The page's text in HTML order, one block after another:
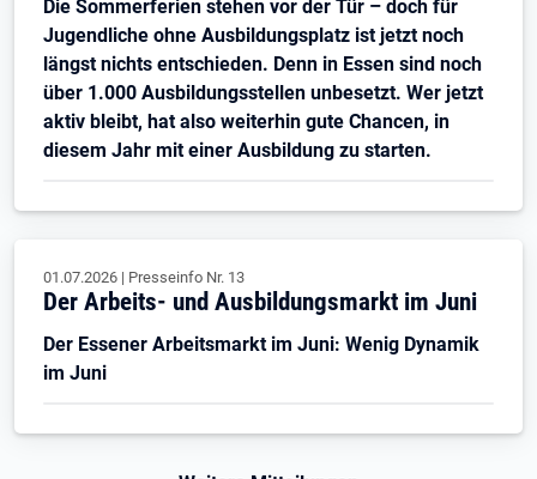
Die Sommerferien stehen vor der Tür – doch für
Jugendliche ohne Ausbildungsplatz ist jetzt noch
längst nichts entschieden. Denn in Essen sind noch
über 1.000 Ausbildungsstellen unbesetzt. Wer jetzt
aktiv bleibt, hat also weiterhin gute Chancen, in
diesem Jahr mit einer Ausbildung zu starten.
01.07.2026 | Presseinfo Nr. 13
Der Arbeits- und Ausbildungsmarkt im Juni
Der Essener Arbeitsmarkt im Juni: Wenig Dynamik
im Juni